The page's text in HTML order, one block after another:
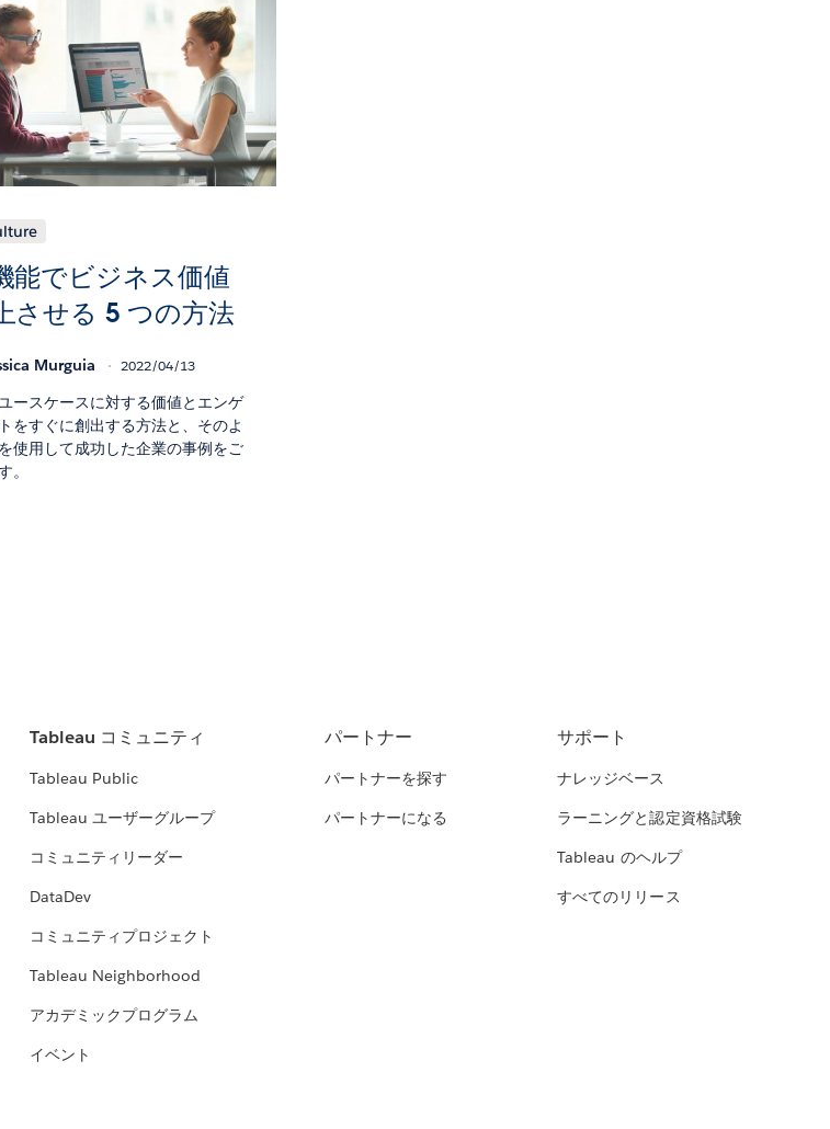
能でビジネス価値
させる 5 つの方法
Murguia 2022/04/13
ースケースに対する価値とエンゲ
をすぐに創出する方法と、そのよ
使用して成功した企業の事例をご
。
Tableau コミュニティ
Tableau Public
Tableau ユーザーグループ
コミュニティリーダー
DataDev
コミュニティプロジェクト
Tableau Neighborhood
アカデミックプログラム
イベント
パートナー
パートナーを探す
パートナーになる
サポート
ナレッジベース
ラーニングと認定資格試験
Tableau のヘルプ
すべてのリリース